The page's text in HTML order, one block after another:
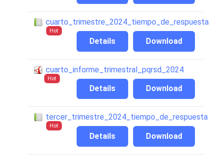
cuarto_trimestre_2024_tiempo_de_respuesta
Hot
Download
Details
cuarto_informe_trimestral_pqrsd_2024
Hot
Download
Details
tercer_trimestre_2024_tiempo_de_respuesta
Hot
Download
Details